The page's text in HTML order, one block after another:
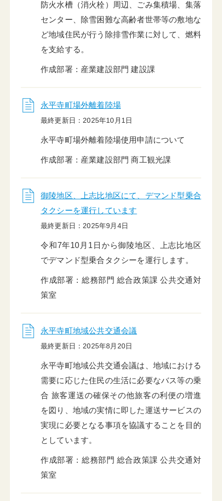
防火水槽（消火栓）周辺、ごみ集積場、集落
センター、除雪困難な高齢者世帯等の敷地な
ど地域住民が行う除排雪作業に対して、燃料
を支給する。
作成部署：産業建設部門 建設課
永平寺町場外離着陸場
最終更新日：2025年10月1日
永平寺町場外離着陸場使用申請について
作成部署：産業建設部門 商工観光課
御陵地区、上志比地区にて、デマンド型乗合
タクシーを運行しています
最終更新日：2025年9月4日
令和7年10月1日から御陵地区、上志比地区
でデマンド型乗合タクシーを運行します。
作成部署：総務部門 総合政策課 公共交通対
策室
永平寺町地域公共交通会議
最終更新日：2025年8月20日
永平寺町地域公共交通会議は、地域における
需要に応じた住民の生活に必要なバス等の乗
合 旅客運送の確保その他旅客の利便の増進
を図り、地域の実情に即した運送サービスの
実現に必要となる事項を協議することを目的
としています。
作成部署：総務部門 総合政策課 公共交通対
策室